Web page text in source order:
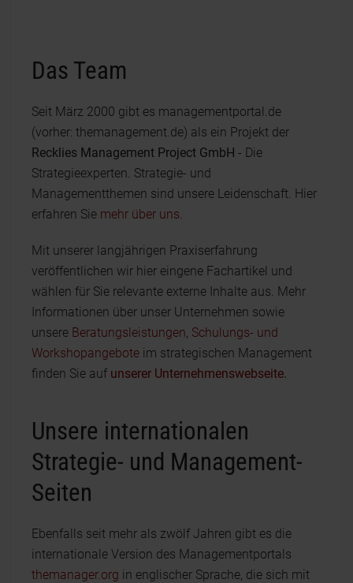
Das Team
Seit März 2000 gibt es managementportal.de
(vorher: themanagement.de) als ein Projekt der
Recklies Management Project GmbH - Die
Strategieexperten. Strategie- und
Managementthemen sind unsere Leidenschaft. Hier
erfahren Sie mehr über uns.
Mit unserer langjährigen Praxiserfahrung
veröffentlichen wir hier eingene Fachartikel und
wählen für Sie relevante externe Inhalte aus. Mehr
Informationen über unser Unternehmen sowie
unsere Beratungsleistungen, Schulungs- und
Workshopangebote im strategischen Management
finden Sie auf unserer Unternehmenswebseite.
Unsere internationalen
Strategie- und Management-
Seiten
Ebenfalls seit mehr als zwölf Jahren gibt es die
internationale Version des Managementportals
themanager.org in englischer Sprache, die sich mit